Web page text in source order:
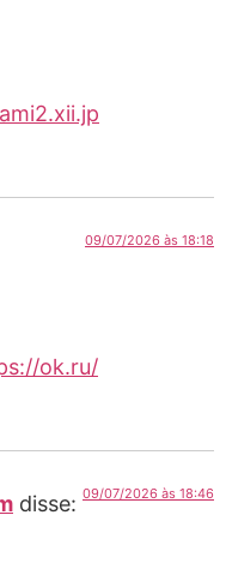
09/07/2026 às 18:18
ok.ru/
disse: 09/07/2026 às 18:46